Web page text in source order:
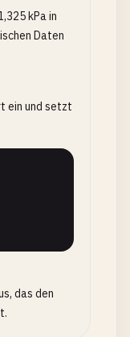
kPa in
Daten
ein und setzt
das den